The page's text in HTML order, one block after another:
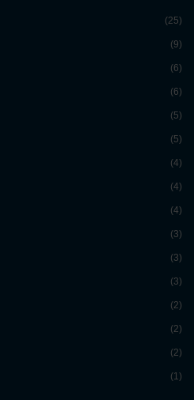
(25)
(9)
(6)
(6)
(5)
(5)
(4)
(4)
(4)
(3)
(3)
(3)
(2)
(2)
(2)
(1)